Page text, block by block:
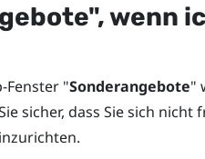
"‍, wenn
Fenster "‍Sonderangebote"‍
sicher, dass Sie sich